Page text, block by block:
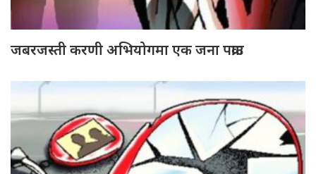
जबरजस्ती करणी अभियोगमा एक जना पक्राउ